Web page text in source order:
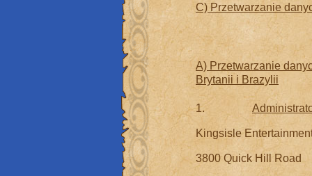
C) Przetwarzanie
A) Przetwarzanie
Brytanii i Brazylii
1.
Kingsisle
3800 Quick Hill Road